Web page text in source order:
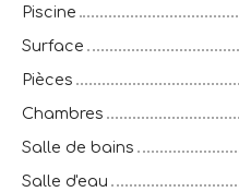
Piscine
Surface
Pièces
Chambres
Salle de bains
Salle d'eau